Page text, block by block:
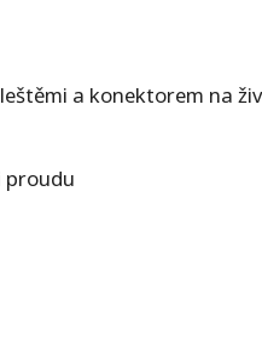
a konektorem na
proudu